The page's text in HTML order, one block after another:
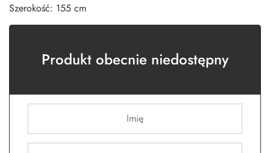
Szerokość: 155 cm
Produkt obecnie niedostępny